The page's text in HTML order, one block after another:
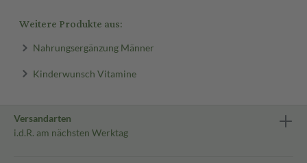
Weitere Produkte aus:
Nahrungsergänzung Männer
Kinderwunsch Vitamine
Versandarten
i.d.R. am nächsten Werktag